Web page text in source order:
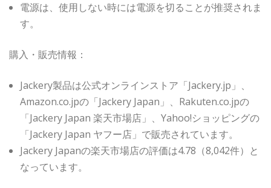
電源は、使用しない時には電源を切ることが推奨されま
す。
購入・販売情報：
Jackery製品は公式オンラインストア「Jackery.jp」、
Amazon.co.jpの「Jackery Japan」、Rakuten.co.jpの
「Jackery Japan 楽天市場店」、Yahoo!ショッピングの
「Jackery Japan ヤフー店」で販売されています。
Jackery Japanの楽天市場店の評価は4.78（8,042件）と
なっています。